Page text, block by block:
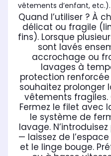
vêtements d’enfant, etc.).
Quand l’utiliser ? À chaque lavage de linge
délicat ou fragile
fins). Lorsque plusieurs types de vêtements
sont lavés
accrochage ou
lavages à
protection renforcée du
souhaitez prolonger
vêtements fragiles. Conseils d’utilisation
Fermez le filet avec
le système de
lavage. N’introduisez pas le filet trop rempli
— laissez de
et le linge bouge. Préférez un cycle délicat